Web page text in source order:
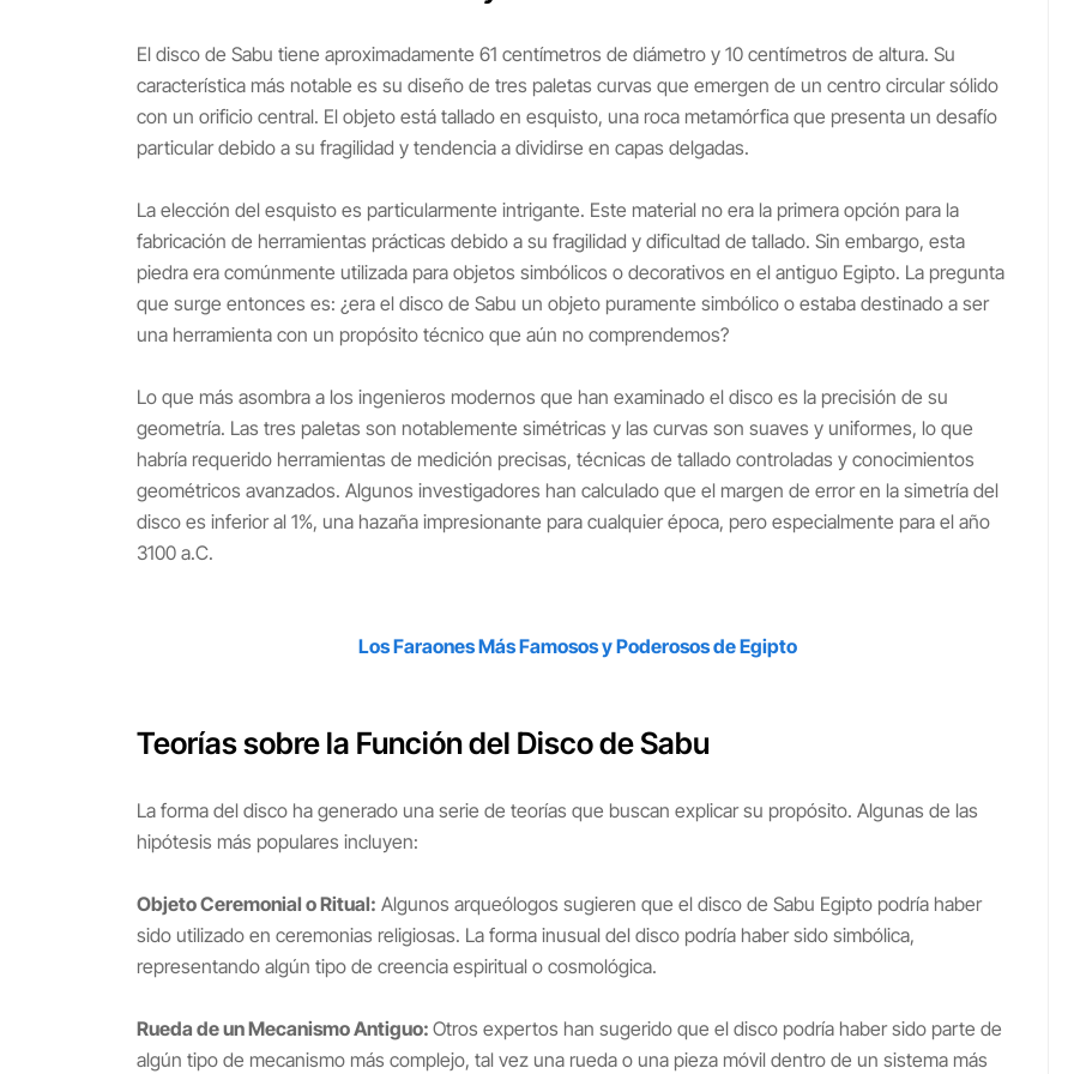
El disco de Sabu tiene aproximadamente 61 centímetros de diámetro y 10 centímetros de altura. Su
característica más notable es su diseño de tres paletas curvas que emergen de un centro circular sólido
con un orificio central. El objeto está tallado en esquisto, una roca metamórfica que presenta un desafío
particular debido a su fragilidad y tendencia a dividirse en capas delgadas.
La elección del esquisto es particularmente intrigante. Este material no era la primera opción para la
fabricación de herramientas prácticas debido a su fragilidad y dificultad de tallado. Sin embargo, esta
piedra era comúnmente utilizada para objetos simbólicos o decorativos en el antiguo Egipto. La pregunta
que surge entonces es: ¿era el disco de Sabu un objeto puramente simbólico o estaba destinado a ser
una herramienta con un propósito técnico que aún no comprendemos?
Lo que más asombra a los ingenieros modernos que han examinado el disco es la precisión de su
geometría. Las tres paletas son notablemente simétricas y las curvas son suaves y uniformes, lo que
habría requerido herramientas de medición precisas, técnicas de tallado controladas y conocimientos
geométricos avanzados. Algunos investigadores han calculado que el margen de error en la simetría del
disco es inferior al 1%, una hazaña impresionante para cualquier época, pero especialmente para el año
3100 a.C.
Los Faraones Más Famosos y Poderosos de Egipto
Teorías sobre la Función del Disco de Sabu
La forma del disco ha generado una serie de teorías que buscan explicar su propósito. Algunas de las
hipótesis más populares incluyen:
Objeto Ceremonial o Ritual: Algunos arqueólogos sugieren que el disco de Sabu Egipto podría haber
sido utilizado en ceremonias religiosas. La forma inusual del disco podría haber sido simbólica,
representando algún tipo de creencia espiritual o cosmológica.
Rueda de un Mecanismo Antiguo: Otros expertos han sugerido que el disco podría haber sido parte de
algún tipo de mecanismo más complejo, tal vez una rueda o una pieza móvil dentro de un sistema más